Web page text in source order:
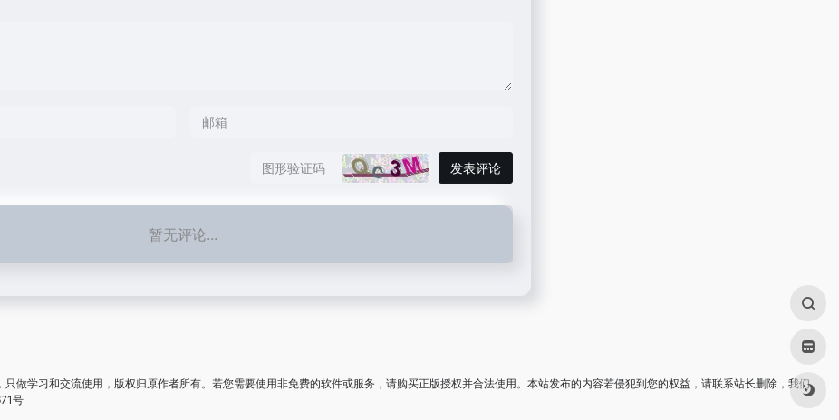
发表评论
暂无评论...
做学习和交流使用，版权归原作者所有。若您需要使用非免费的软件或服务，请购买正版授权并合法使用。本站发布的内容若侵犯到您的权益，请联系站长删除，我们
号